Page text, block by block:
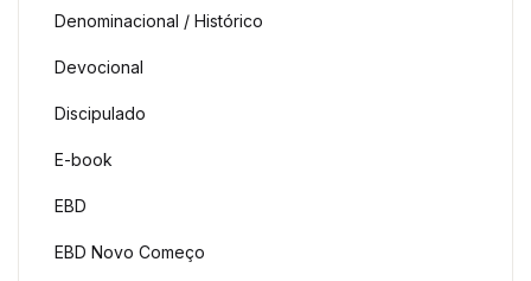
Denominacional / Histórico
Devocional
Discipulado
E-book
EBD
EBD Novo Começo